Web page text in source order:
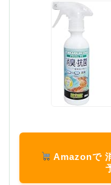
Amazonで